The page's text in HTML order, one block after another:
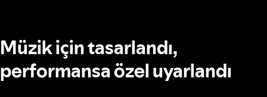
Müzik için tasarlandı,
performansa özel uyarlandı